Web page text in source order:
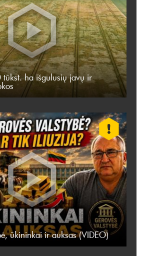
tūkst. ha išgulusių javų ir
ūkininkai ir auksas (VIDEO)